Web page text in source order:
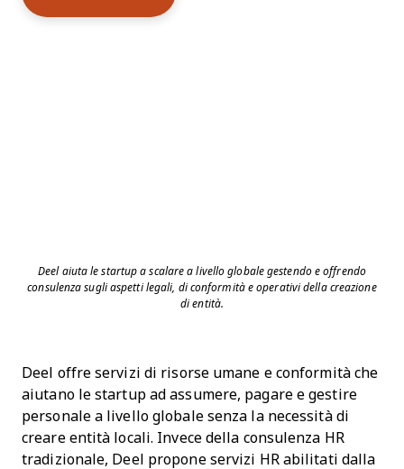
Deel aiuta le startup a scalare a livello globale gestendo e offrendo
consulenza sugli aspetti legali, di conformità e operativi della creazione
di entità.
Deel offre servizi di risorse umane e conformità che
aiutano le startup ad assumere, pagare e gestire
personale a livello globale senza la necessità di
creare entità locali. Invece della consulenza HR
tradizionale, Deel propone servizi HR abilitati dalla